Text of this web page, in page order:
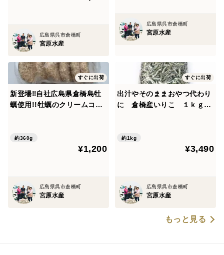
広島県呉市倉橋町
宮原水産
広島県呉市倉橋町
宮原水産
すぐに出荷
新登場‼自社広島県倉橋島牡
蠣使用!!牡蠣のクリームコロ
約360g
¥1,200
広島県呉市倉橋町
宮原水産
すぐに出荷
出汁やそのままおやつ代わり
に 倉橋産いりこ １ｋｇ
約1kg
¥3,490
広島県呉市倉橋町
宮原水産
もっと見る